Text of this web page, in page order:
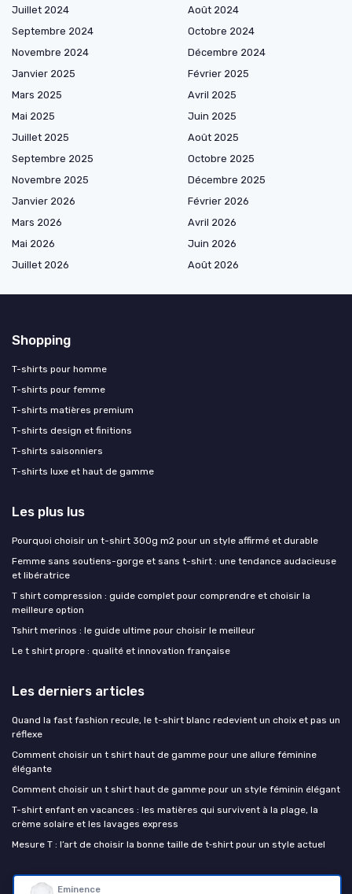
Eminence
Juillet 2024
Août 2024
Septembre 2024
Octobre 2024
Novembre 2024
Décembre 2024
Janvier 2025
Février 2025
Mars 2025
Avril 2025
Mai 2025
Juin 2025
Juillet 2025
Août 2025
Septembre 2025
Octobre 2025
Novembre 2025
Décembre 2025
Janvier 2026
Février 2026
Mars 2026
Avril 2026
Mai 2026
Juin 2026
Juillet 2026
Août 2026
Shopping
T-shirts pour homme
T-shirts pour femme
T-shirts matières premium
T-shirts design et finitions
T-shirts saisonniers
T-shirts luxe et haut de gamme
Les plus lus
Pourquoi choisir un t-shirt 300g m2 pour un style affirmé et durable
Femme sans soutiens-gorge et sans t-shirt : une tendance audacieuse
et libératrice
T shirt compression : guide complet pour comprendre et choisir la
meilleure option
Tshirt merinos : le guide ultime pour choisir le meilleur
Le t shirt propre : qualité et innovation française
Les derniers articles
Quand la fast fashion recule, le t-shirt blanc redevient un choix et pas un
réflexe
Comment choisir un t shirt haut de gamme pour une allure féminine
élégante
Comment choisir un t shirt haut de gamme pour un style féminin élégant
T-shirt enfant en vacances : les matières qui survivent à la plage, la
crème solaire et les lavages express
Mesure T : l’art de choisir la bonne taille de t‑shirt pour un style actuel
le t-shirt